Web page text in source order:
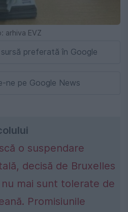
arhiva EVZ
preferată în Google
ne pe Google News
o suspendare
decisă de Bruxelles
mai sunt tolerate de
Promisiunile